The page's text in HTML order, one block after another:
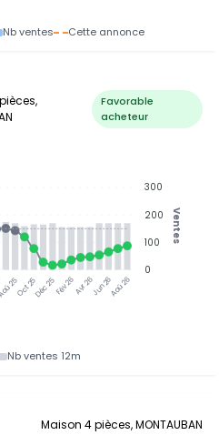
Nb ventes Cette annonce
Favorable
acheteur
25Oct 25Déc 25Fév 26Avr 26Jun 26Aoû 26
300
200
100
0
Ventes
Nb ventes 12m
Maison 4 pièces, MONTAUBAN